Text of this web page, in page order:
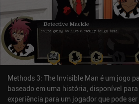
Methods 3: The Invisible Man é um jogo
baseado em uma história, disponível
experiência para um jogador que pode